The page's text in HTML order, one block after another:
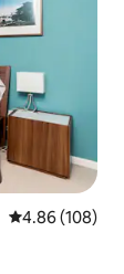
Penarafan
4.86 (108)